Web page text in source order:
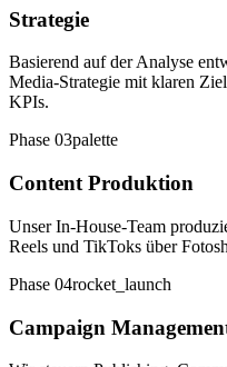
Strategie
Basierend auf der Analyse
Media-Strategie mit klaren
KPIs.
Phase 03palette
Content Produktion
Unser In-House-Team
Reels und TikToks über
Phase 04rocket_launch
Campaign